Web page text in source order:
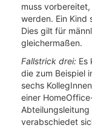
muss
werden. Ein Kind
Dies gilt für
gleichermaßen.
Fallstrick drei: Es
die zum Beispiel
sechs
einer
verabschiedet